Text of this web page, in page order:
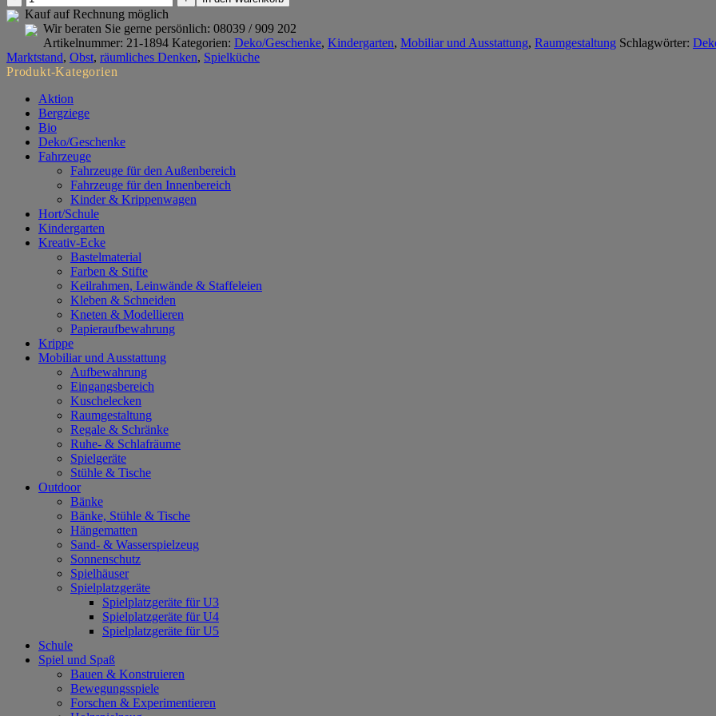
für
Holzobst
groß
4er
Set
Kauf auf Rechnung möglich
Wir beraten Sie gerne persönlich: 08039 / 909 202
Artikelnummer: 21-1894 Kategorien: Deko/Geschenke, Kindergarten, Mobiliar und Ausstattung, Raumgestaltung Schlagwörter:
Marktstand, Obst, räumliches Denken, Spielküche
Produkt-Kategorien
Aktion
Bergziege
Bio
Deko/Geschenke
Fahrzeuge
Fahrzeuge für den Außenbereich
Fahrzeuge für den Innenbereich
Kinder & Krippenwagen
Hort/Schule
Kindergarten
Kreativ-Ecke
Bastelmaterial
Farben & Stifte
Keilrahmen, Leinwände & Staffeleien
Kleben & Schneiden
Kneten & Modellieren
Papieraufbewahrung
Krippe
Mobiliar und Ausstattung
Aufbewahrung
Eingangsbereich
Kuschelecken
Raumgestaltung
Regale & Schränke
Ruhe- & Schlafräume
Spielgeräte
Stühle & Tische
Outdoor
Bänke
Bänke, Stühle & Tische
Hängematten
Sand- & Wasserspielzeug
Sonnenschutz
Spielhäuser
Spielplatzgeräte
Spielplatzgeräte für U3
Spielplatzgeräte für U4
Spielplatzgeräte für U5
Schule
Spiel und Spaß
Bauen & Konstruieren
Bewegungsspiele
Forschen & Experimentieren